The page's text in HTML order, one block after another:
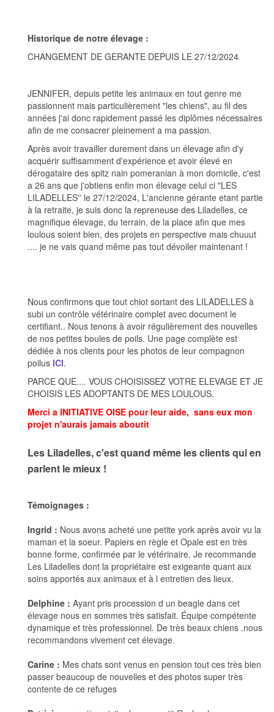
Historique de notre élevage :
CHANGEMENT DE GERANTE DEPUIS LE 27/12/2024
JENNIFER, depuis petite les animaux en tout genre me
passionnent mais particulièrement "les chiens", au fil des
années j'ai donc rapidement passé les diplômes nécessaires
afin de me consacrer pleinement a ma passion.
Après avoir travailler durement dans un élevage afin d'y
acquérir suffisamment d'expérience et avoir élevé en
dérogataire des spitz nain pomeranian à mon domicile, c'est
a 26 ans que j'obtiens enfin mon élevage celui ci "LES
LILADELLES'' le 27/12/2024, L'ancienne gérante etant partie
à la retraite, je suis donc la repreneuse des Liladelles, ce
magnifique élevage, du terrain, de la place afin que mes
loulous soient bien, des projets en perspective mais chuuut
.... je ne vais quand même pas tout dévoiler maintenant !
Nous confirmons que tout chiot sortant des LILADELLES à
subi un contrôle vétérinaire complet avec document le
certifiant.. Nous tenons à avoir régulièrement des nouvelles
de nos petites boules de poils. Une page complète est
dédiée à nos clients pour les photos de leur compagnon
poilus ICI.
PARCE QUE.... VOUS CHOISISSEZ VOTRE ELEVAGE ET JE
CHOISIS LES ADOPTANTS DE MES LOULOUS.
Merci a INITIATIVE OISE pour leur aide, sans eux mon
projet n'aurais jamais aboutit
Les Liladelles, c'est quand même les clients qui en
parlent le mieux !
Témoignages :
Ingrid : Nous avons acheté une petite york après avoir vu la
maman et la soeur. Papiers en règle et Opale est en très
bonne forme, confirmée par le vétérinaire. Je recommande
Les Liladelles dont la propriétaire est exigeante quant aux
soins apportés aux animaux et à l entretien des lieux.
Delphine : Ayant pris procession d un beagle dans cet
élevage nous en sommes très satisfait. Équipe compétente
dynamique et très professionnel. De très beaux chiens .nous
recommandons vivement cet élevage.
Carine : Mes chats sont venus en pension tout ces très bien
passer beaucoup de nouvelles et des photos super très
contente de ce refuges